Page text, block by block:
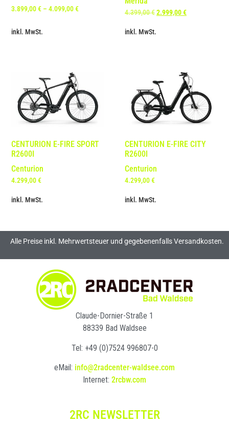
3.899,00€ – 4.099,00€
inkl. MwSt.
4.399,00€2.999,00€
inkl. MwSt.
CENTURION E-FIRE SPORT
R2600I
Centurion
4.299,00€
inkl. MwSt.
CENTURION E-FIRE CITY
R2600I
Centurion
4.299,00€
inkl. MwSt.
Alle Preise inkl. Mehrwertsteuer und gegebenenfalls Versandkosten.
Claude-Dornier-Straße 1
88339 Bad Waldsee
Tel: +49 (0)7524 996807-0
eMail: info@2radcenter-waldsee.com
Internet: 2rcbw.com
2RC NEWSLETTER